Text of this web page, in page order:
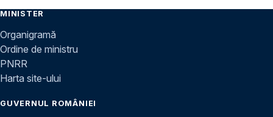
MINISTER
Organigramă
Ordine de ministru
PNRR
Harta site-ului
GUVERNUL ROMÂNIEI